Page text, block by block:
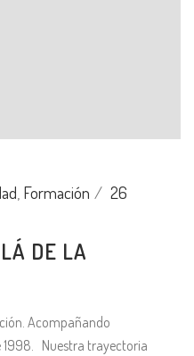
Formación
26
DE LA
Acompañando
1998. Nuestra trayectoria